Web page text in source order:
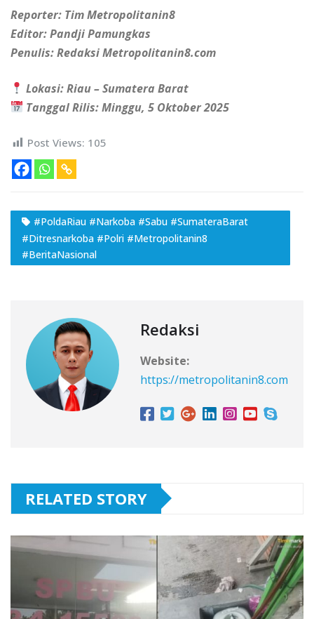
Reporter: Tim Metropolitanin8
Editor: Pandji Pamungkas
Penulis: Redaksi Metropolitanin8.com
Lokasi: Riau – Sumatera Barat
Tanggal Rilis: Minggu, 5 Oktober 2025
Post Views: 105
#PoldaRiau #Narkoba #Sabu #SumateraBarat
#Ditresnarkoba #Polri #Metropolitanin8
#BeritaNasional
Redaksi
Website:
https://metropolitanin8.com
RELATED STORY